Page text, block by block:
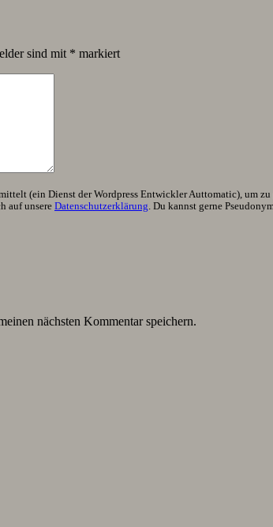
sind mit * markiert
(ein Dienst der Wordpress Entwickler Auttomatic),
auf unsere Datenschutzerklärung. Du kannst gerne
nächsten Kommentar speichern.